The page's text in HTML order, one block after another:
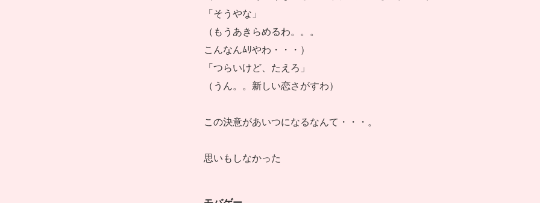
「そうやな」
（もうあきらめるわ。。。
こんなんﾑﾘやわ・・・）
「つらいけど、たえろ」
（うん。。新しい恋さがすわ）
この決意があいつになるなんて・・・。
思いもしなかった